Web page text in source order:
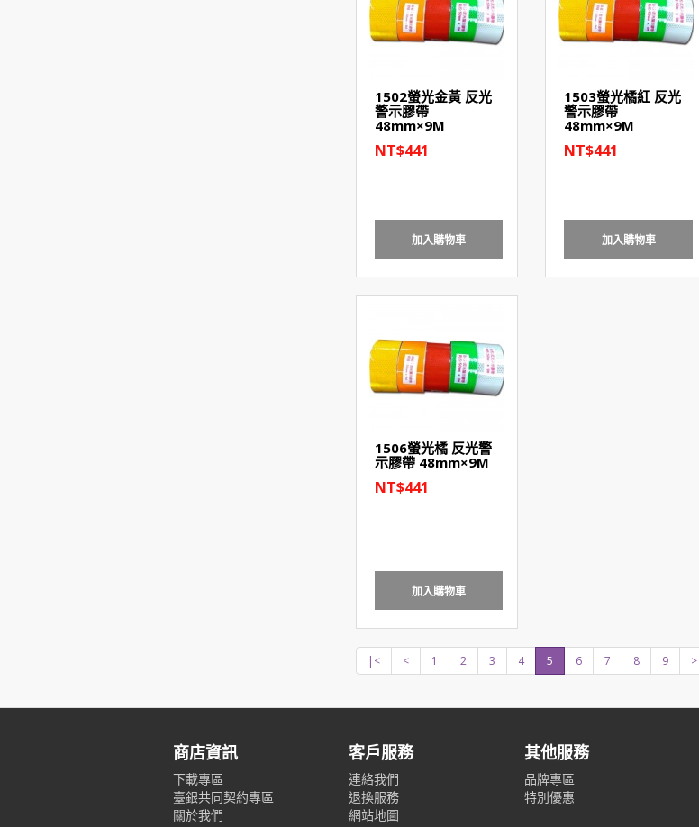
1502螢光金黃 反光
警示膠帶
48mm×9M
NT$441
加入購物車
1503螢光橘紅 反光
警示膠帶
48mm×9M
NT$441
加入購物車
1506螢光橘 反光警
示膠帶 48mm×9M
NT$441
加入購物車
|< < 1 2 3 4 5 6 7 8 9 >
商店資訊
下載專區
臺銀共同契約專區
關於我們
客戶服務
連絡我們
退換服務
網站地圖
其他服務
品牌專區
特別優惠